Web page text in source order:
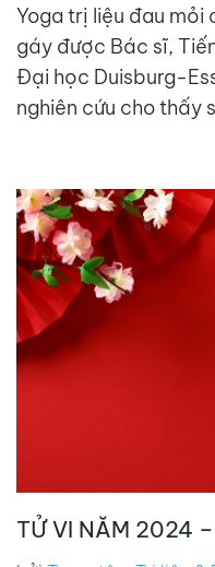
Yoga trị liệu đau
gáy được Bác sĩ,
Đại học Duisburg-
nghiên cứu cho thấy
TỬ VI NĂM 2024